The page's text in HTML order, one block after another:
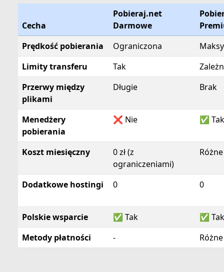
Cecha
Pobieraj.net
Darmowe
Prędkość pobierania
Ograniczona
Limity transferu
Tak
Przerwy między
plikami
Długie Brak
Menedżery
pobierania
❌ Nie ✅ Tak
Koszt miesięczny
0 zł (z
ograniczeniami)
Dodatkowe hostingi 0 0
Polskie wsparcie ✅ Tak
✅ Tak
Metody płatności
- Różne